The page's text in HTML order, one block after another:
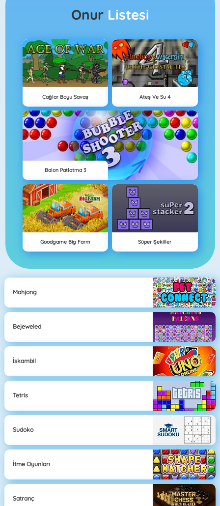
Onur Listesi
Çağlar Boyu Savaş Ateş Ve Su 4
Balon Patlatma 3
Goodgame Big Farm Süper Şekiller
Mahjong
Bejeweled
İskambil
Tetris
Sudoko
İtme Oyunları
Satranç